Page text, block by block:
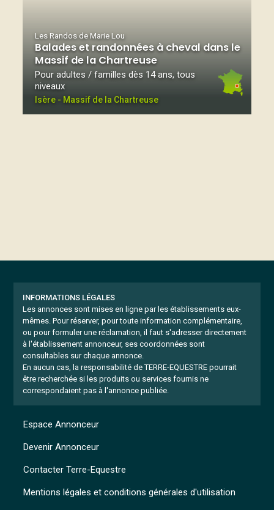
Les Randos de Marie Lou
Balades et randonnées à cheval dans le
Massif de la Chartreuse
Pour adultes / familles dès 14 ans, tous
niveaux
Isère - Massif de la Chartreuse
INFORMATIONS LÉGALES
Les annonces sont mises en ligne par les établissements eux-
mêmes. Pour réserver, pour toute information complémentaire,
ou pour formuler une réclamation, il faut s'adresser directement
à l'établissement annonceur, ses coordonnées sont
consultables sur chaque annonce.
En aucun cas, la responsabilité de TERRE-EQUESTRE pourrait
être recherchée si les produits ou services fournis ne
correspondaient pas à l'annonce publiée.
Mentions légales et conditions générales d'utilisation
Espace Annonceur
Devenir Annonceur
Contacter Terre-Equestre